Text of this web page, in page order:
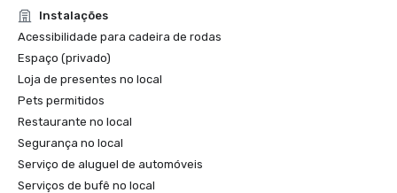
Unforgettable Caviar Experiences
•	SF Gate – Best of the Bay Area – 5 Top Best Hotels
SF
•	Travelers’ Choice Awards -  Best of the Best
•	Destination I Do – One of the 6 Best LGBTQ+ Wedding
Destinations in US (top listing)
•	Insidehook – Best Hotel Bar in SF
•	SF Travel – Top Rated Luxury Hotels in SF
•	Timeout – One of the Best Luxury Hotels in SF
Instalações
Acessibilidade para cadeira de rodas
Espaço (privado)
Loja de presentes no local
Pets permitidos
Restaurante no local
Segurança no local
Serviço de aluguel de automóveis
Serviços de bufê no local